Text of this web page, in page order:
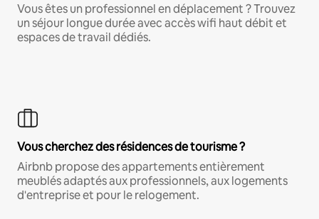
Vous êtes un professionnel en déplacement ? Trouvez
un séjour longue durée avec accès wifi haut débit et
espaces de travail dédiés.
Vous cherchez des résidences de tourisme ?
Airbnb propose des appartements entièrement
meublés adaptés aux professionnels, aux logements
d'entreprise et pour le relogement.